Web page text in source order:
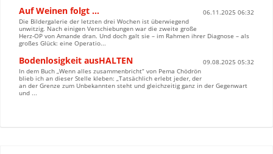
Auf Weinen folgt …
06.11.2025 06:32
Die Bildergalerie der letzten drei Wochen ist überwiegend
unwitzig. Nach einigen Verschiebungen war die zweite große
Herz-OP von Amande dran. Und doch galt sie – im Rahmen ihrer Diagnose – als
großes Glück: eine Operatio...
Bodenlosigkeit ausHALTEN
09.08.2025 05:32
In dem Buch „Wenn alles zusammenbricht“ von Pema Chödrön
blieb ich an dieser Stelle kleben: „Tatsächlich erlebt jeder, der
an der Grenze zum Unbekannten steht und gleichzeitig ganz in der Gegenwart
und ...